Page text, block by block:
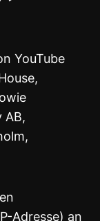
YouTube
AB,
Adresse) an